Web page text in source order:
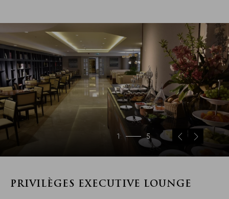
1 5
PRIVILÈGES EXECUTIVE LOUNGE